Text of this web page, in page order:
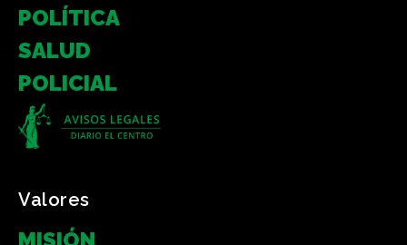
POLÍTICA
SALUD
POLICIAL
Valores